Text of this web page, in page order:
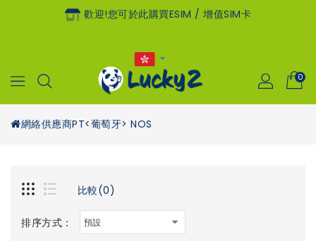
歡迎!您可於此購買eSIM / 增值SIM卡
0
網絡供應商PT<葡萄牙> NOS
比較(0)
排序方式：